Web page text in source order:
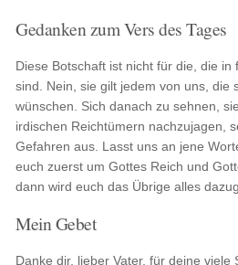
Gedanken zum Vers des Tages
Diese Botschaft ist nicht für die, die in
sind. Nein, sie gilt jedem von uns, die
wünschen. Sich danach zu sehnen,
irdischen Reichtümern nachzujagen,
Gefahren aus. Lasst uns an jene
euch zuerst um Gottes Reich und
dann wird euch das Übrige alles
Mein Gebet
Danke dir, lieber Vater, für deine viele